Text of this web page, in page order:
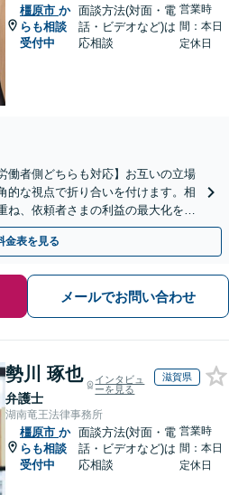
橿原市 か
らも相談
受付中
面談方法(対面・電
話・ビデオなど)は
応相談
営業時
間：本日
定休日
働者側どちらも対応】お互いの立場
的な視点で折り合いを付けます。相
ね、依頼者さまの利益の最大化を目
請求／未払い残業代請求」
金表を見る
メールでお問い合わせ
勢川 琢也
弁護士
インタビュ
ーを見る
滋賀県
湖南竜王法律事務所
橿原市 か
らも相談
受付中
面談方法(対面・電
話・ビデオなど)は
応相談
営業時
間：本日
定休日